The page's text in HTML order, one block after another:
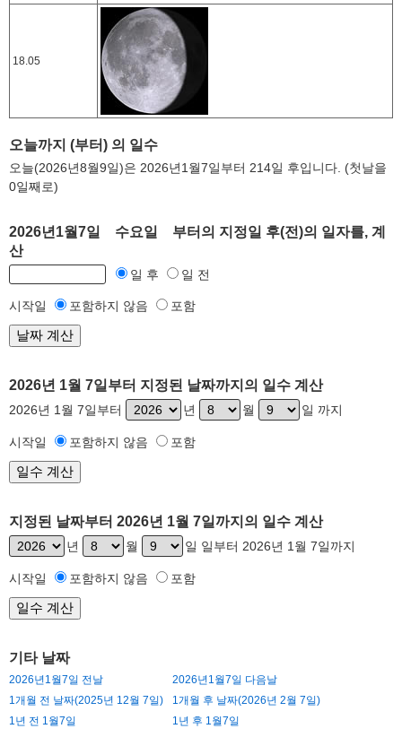
18.05
오늘까지 (부터) 의 일수
오늘(2026년8월9일)은 2026년1월7일부터 214일 후입니다. (첫날을
0일째로)
2026년1월7일 수요일 부터의 지정일 후(전)의 일자를, 계
산
일 후 일 전
시작일 포함하지 않음 포함
2026년 1월 7일부터 지정된 날짜까지의 일수 계산
2026년 1월 7일부터 년 월 일 까지
시작일 포함하지 않음 포함
지정된 날짜부터 2026년 1월 7일까지의 일수 계산
년 월 일 일부터 2026년 1월 7일까지
시작일 포함하지 않음 포함
기타 날짜
2026년1월7일 전날
2026년1월7일 다음날
1개월 전 날짜(2025년 12월 7일)
1개월 후 날짜(2026년 2월 7일)
1년 전 1월7일
1년 후 1월7일